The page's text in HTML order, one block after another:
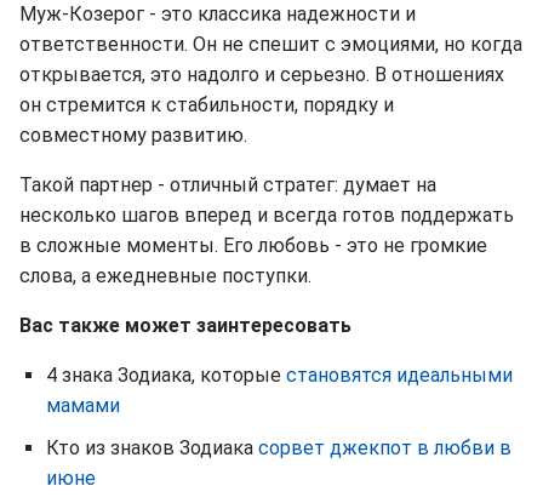
Муж-Козерог - это классика надежности и
ответственности. Он не спешит с эмоциями, но когда
открывается, это надолго и серьезно. В отношениях
он стремится к стабильности, порядку и
совместному развитию.
Такой партнер - отличный стратег: думает на
несколько шагов вперед и всегда готов поддержать
в сложные моменты. Его любовь - это не громкие
слова, а ежедневные поступки.
Вас также может заинтересовать
4 знака Зодиака, которые становятся идеальными
мамами
Кто из знаков Зодиака сорвет джекпот в любви в
июне